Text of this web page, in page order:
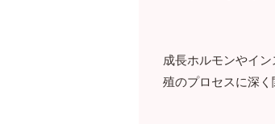
成長ホルモンやイ
殖のプロセスに深